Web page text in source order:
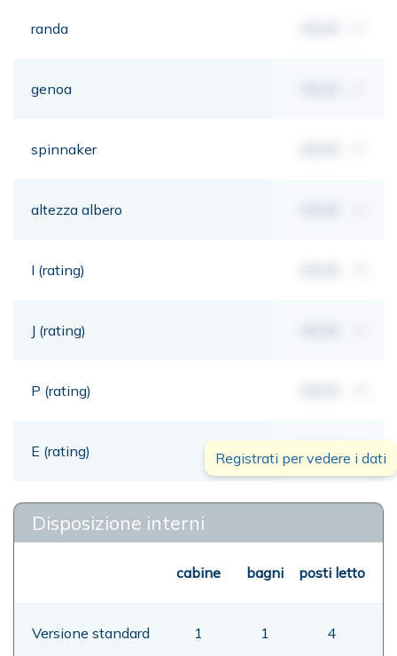
randa
genoa
spinnaker
altezza albero
I (rating)
J (rating)
P (rating)
E (rating) 00,00 mt
Registrati per vedere i dati
Disposizione interni
cabine bagni posti letto
Versione standard 1 1 4